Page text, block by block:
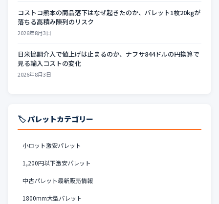
コストコ熊本の商品落下はなぜ起きたのか、パレット1枚20kgが
落ちる高積み陳列のリスク
2026年8月3日
日米協調介入で値上げは止まるのか、ナフサ844ドルの円換算で
見る輸入コストの変化
2026年8月3日
🏷️ パレットカテゴリー
小ロット激安パレット
1,200円以下激安パレット
中古パレット最新販売情報
1800mm大型パレット